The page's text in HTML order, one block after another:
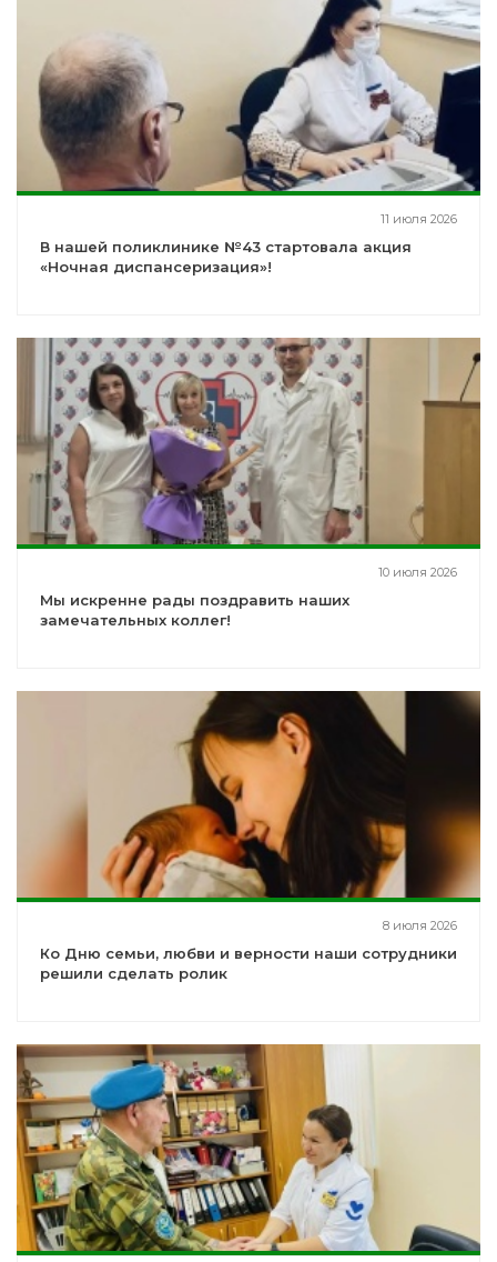
11 июля 2026
В нашей поликлинике №43 стартовала акция
«Ночная диспансеризация»!
10 июля 2026
Мы искренне рады поздравить наших
замечательных коллег!
8 июля 2026
Ко Дню семьи, любви и верности наши сотрудники
решили сделать ролик